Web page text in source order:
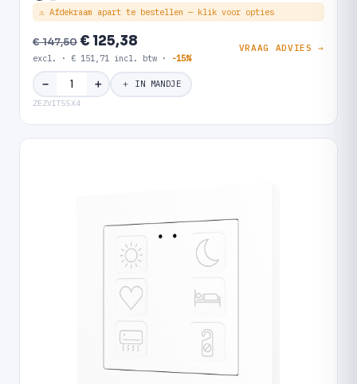
⚠ Afdekraam apart te bestellen — klik voor opties
€ 147,50€ 125,38
excl. · € 151,71 incl. btw · -15%
VRAAG ADVIES →
− ＋ ＋ IN MANDJE
ZEZVIT55X4